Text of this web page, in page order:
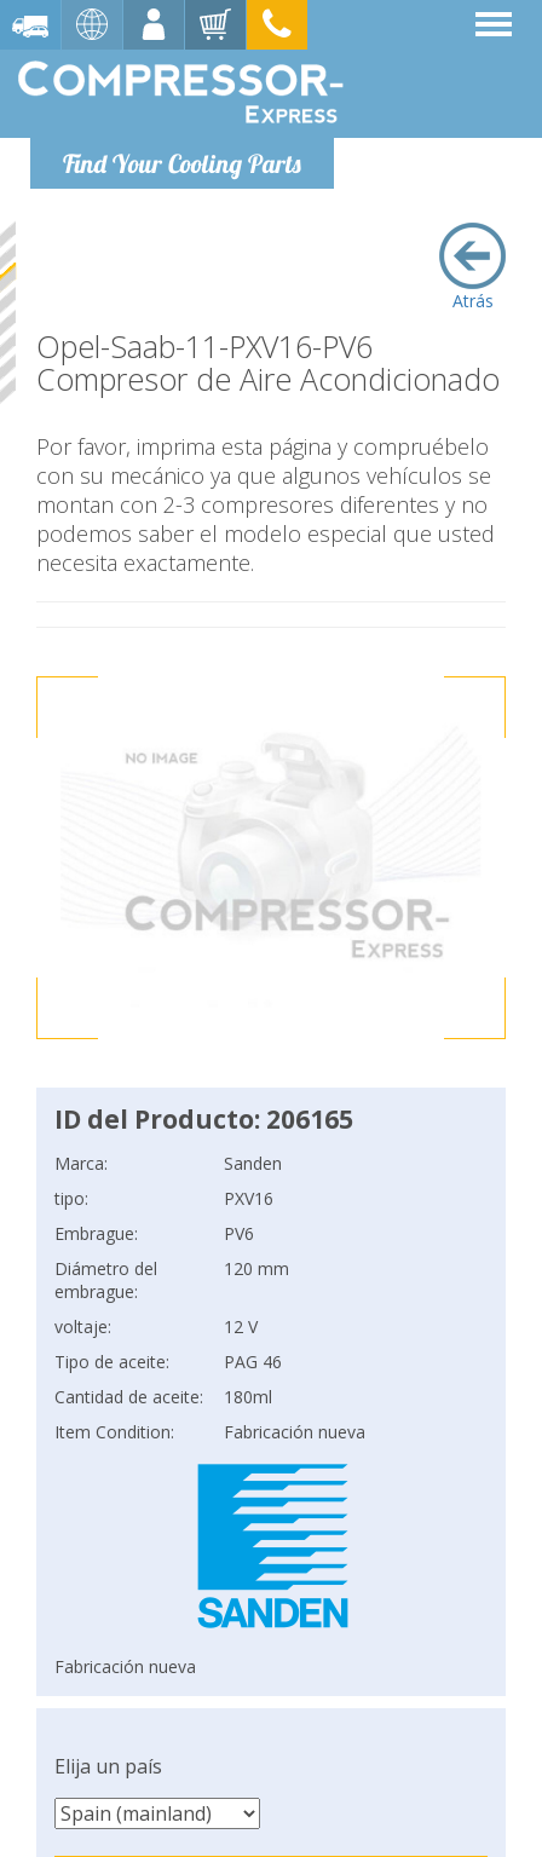
Find Your Cooling Parts
Atrás
Opel-Saab-11-PXV16-PV6
Compresor de Aire Acondicionado
Por favor, imprima esta página y compruébelo
con su mecánico ya que algunos vehículos se
montan con 2-3 compresores diferentes y no
podemos saber el modelo especial que usted
necesita exactamente.
ID del Producto: 206165
Marca:
Sanden
tipo:
PXV16
Embrague:
PV6
Diámetro del
embrague:
120 mm
voltaje:
12 V
Tipo de aceite:
PAG 46
Cantidad de aceite:
180ml
Item Condition:
Fabricación nueva
Fabricación nueva
Elija un país